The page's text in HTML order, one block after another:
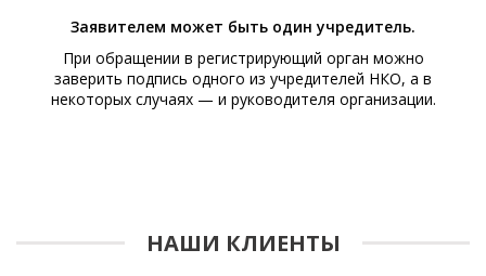
Заявителем может быть один учредитель.
При обращении в регистрирующий орган можно
заверить подпись одного из учредителей НКО, а в
некоторых случаях — и руководителя организации.
НАШИ КЛИЕНТЫ